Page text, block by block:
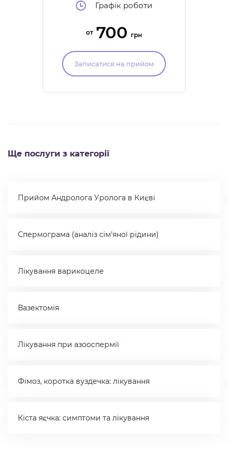
Графік роботи
от 700 грн
Записатися на прийом
Ще послуги з категорії
Прийом Андролога Уролога в Києві
Спермограма (аналіз сім’яної рідини)
Лікування варикоцеле
Вазектомія
Лікування при азооспермії
Фімоз, коротка вуздечка: лікування
Кіста яєчка: симптоми та лікування